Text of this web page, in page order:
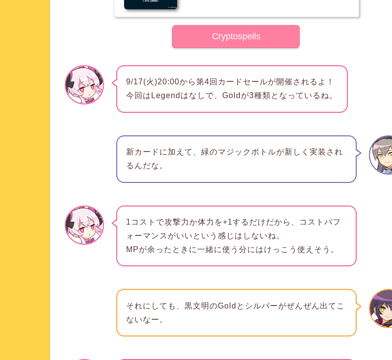
Cryptospells
9/17(火)20:00から第4回カードセールが開催されるよ！
今回はLegendはなしで、Goldが3種類となっているね。
新カードに加えて、緑のマジックボトルが新しく実装され
るんだな。
1コストで攻撃力か体力を+1するだけだから、コストパフ
ォーマンスがいいという感じはしないね。
MPが余ったときに一緒に使う分にはけっこう使えそう。
それにしても、黒文明のGoldとシルバーがぜんぜん出てこ
ないなー。